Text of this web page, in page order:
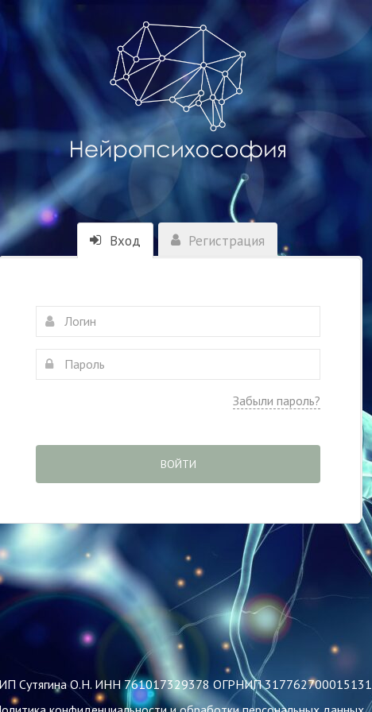
Вход Регистрация
Забыли пароль?
ВОЙТИ
Сутягина О.Н. ИНН 761017329378 ОГРНИП 317762700015131